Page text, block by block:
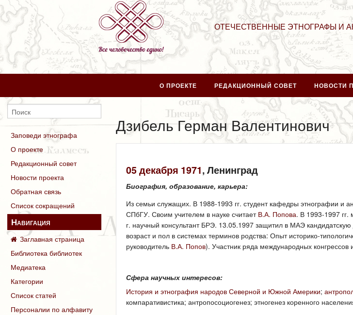
ОТЕЧЕСТВЕННЫЕ ЭТНОГРАФЫ И
О ПРОЕКТЕ РЕДАКЦИОННЫЙ СОВЕТ НОВОСТИ
Заповеди этнографа
О проекте
Редакционный совет
Новости проекта
Обратная связь
Список сокращений
Навигация
Заглавная страница
Библиотека библиотек
Медиатека
Категории
Список статей
Персоналии по алфавиту
Дзибель Герман Валентинович
05 декабря 1971, Ленинград
Биография, образование, карьера:
Из семьи служащих. В 1988-1993 гг. студент кафедры этнографии и
СПбГУ. Своим учителем в науке считает В.А. Попова. В 1993-1997
г. научный консультант БРЭ. 13.05.1997 защитил в МАЭ
возраст и пол в системах терминов родства: Опыт историко-
руководитель В.А. Попов). Участник ряда международных конгрессов
Сфера научных интересов:
История и этнография народов Северной и Южной Америки;
компаративистика; антропосоциогенез; этногенез коренного